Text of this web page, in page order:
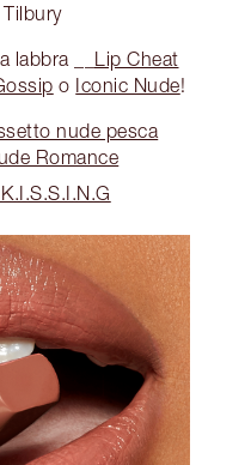
labbra __ Lip Cheat
o Iconic Nude!
nude pesca
Romance